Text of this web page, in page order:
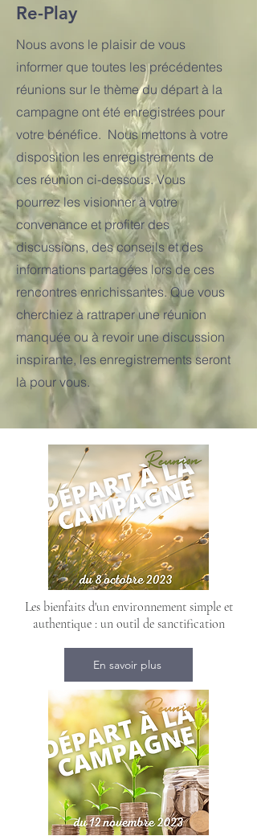
Re-Play
Nous avons le plaisir de vous
informer que toutes les précédentes
réunions sur le thème du départ à la
campagne ont été enregistrées pour
votre bénéfice. Nous mettons à votre
disposition les enregistrements de
ces réunion ci-dessous. Vous
pourrez les visionner à votre
convenance et profiter des
discussions, des conseils et des
informations partagées lors de ces
rencontres enrichissantes. Que vous
cherchiez à rattraper une réunion
manquée ou à revoir une discussion
inspirante, les enregistrements seront
là pour vous.
Les bienfaits d'un environnement simple et
authentique : un outil de sanctification
En savoir plus